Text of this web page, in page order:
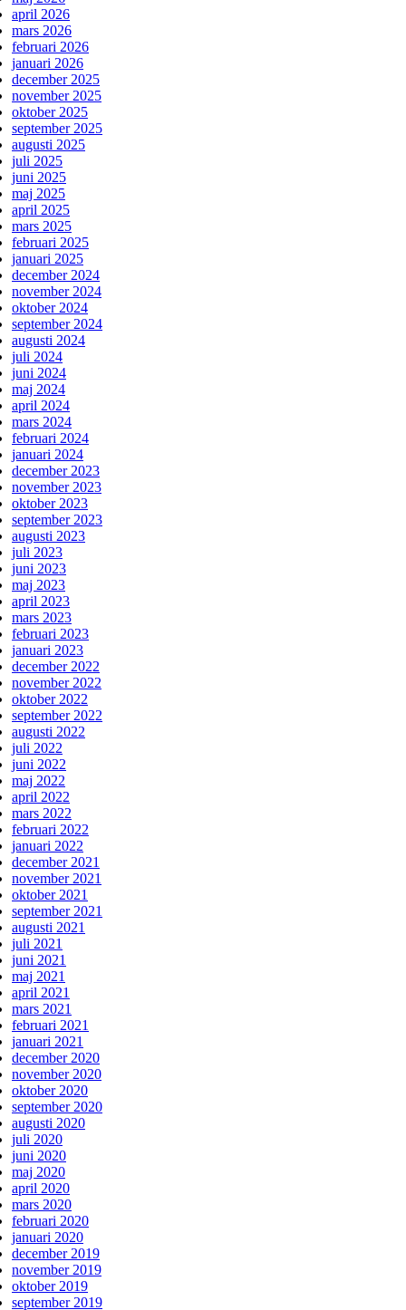
april 2026
mars 2026
februari 2026
januari 2026
december 2025
november 2025
oktober 2025
september 2025
augusti 2025
juli 2025
juni 2025
maj 2025
april 2025
mars 2025
februari 2025
januari 2025
december 2024
november 2024
oktober 2024
september 2024
augusti 2024
juli 2024
juni 2024
maj 2024
april 2024
mars 2024
februari 2024
januari 2024
december 2023
november 2023
oktober 2023
september 2023
augusti 2023
juli 2023
juni 2023
maj 2023
april 2023
mars 2023
februari 2023
januari 2023
december 2022
november 2022
oktober 2022
september 2022
augusti 2022
juli 2022
juni 2022
maj 2022
april 2022
mars 2022
februari 2022
januari 2022
december 2021
november 2021
oktober 2021
september 2021
augusti 2021
juli 2021
juni 2021
maj 2021
april 2021
mars 2021
februari 2021
januari 2021
december 2020
november 2020
oktober 2020
september 2020
augusti 2020
juli 2020
juni 2020
maj 2020
april 2020
mars 2020
februari 2020
januari 2020
december 2019
november 2019
oktober 2019
september 2019